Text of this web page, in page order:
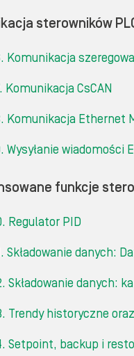
sterowników
Komunikacja
Komunikacja CsCAN
Komunikacja Ethernet
Wysyłanie wiadomości
funkcje
Regulator PID
Składowanie danych:
Składowanie danych:
Trendy historyczne
Setpoint, backup i